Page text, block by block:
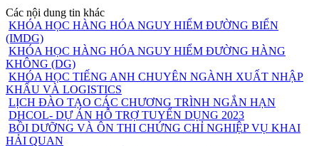
Các nội dung tin khác
KHÓA HỌC HÀNG HÓA NGUY HIỂM ĐƯỜNG BIỂN
(IMDG)
KHÓA HỌC HÀNG HÓA NGUY HIỂM ĐƯỜNG HÀNG
KHÔNG (DG)
KHÓA HỌC TIẾNG ANH CHUYÊN NGÀNH XUẤT NHẬP
KHẨU VÀ LOGISTICS
LỊCH ĐÀO TẠO CÁC CHƯƠNG TRÌNH NGẮN HẠN
DHCOL- DỰ ÁN HỖ TRỢ TUYỂN DỤNG 2023
BỒI DƯỠNG VÀ ÔN THI CHỨNG CHỈ NGHIỆP VỤ KHAI
HẢI QUAN